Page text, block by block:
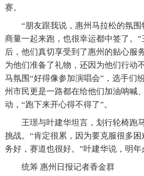
赛。
“朋友跟我说，惠州马拉松的氛围
商量一起来跑，也很幸运都中签了。”
后，他们真切享受到了惠州的贴心服
为他们准备了礼物，还因为他们行动
马氛围“好得像参加演唱会”，选手们
州市民更是一路都在给他们加油呐喊
动，“跑下来开心得不得了”。
王璟与叶建华坦言，划行轮椅跑
挑战。“肯定很累，因为要克服很多
务好，赛道也很好。”叶建华说，明年
统筹 惠州日报记者香金群